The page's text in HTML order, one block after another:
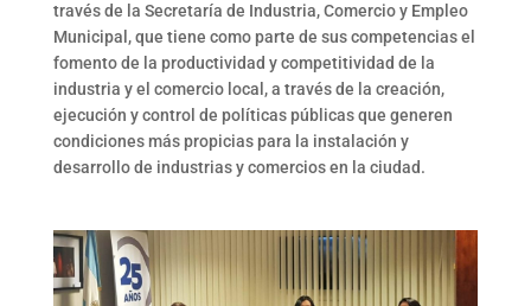
través de la Secretaría de Industria, Comercio y Empleo
Municipal, que tiene como parte de sus competencias el
fomento de la productividad y competitividad de la
industria y el comercio local, a través de la creación,
ejecución y control de políticas públicas que generen
condiciones más propicias para la instalación y
desarrollo de industrias y comercios en la ciudad.